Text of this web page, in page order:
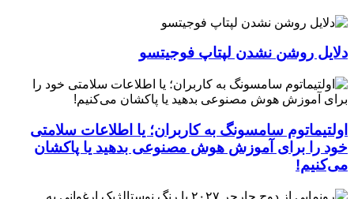
دلایل روشن نشدن لپتاپ فوجیتسو
اولتیماتوم سامسونگ به کاربران؛ یا اطلاعات سلامتی
خود را برای آموزش هوش مصنوعی بدهید یا پاکشان
می‌کنیم!